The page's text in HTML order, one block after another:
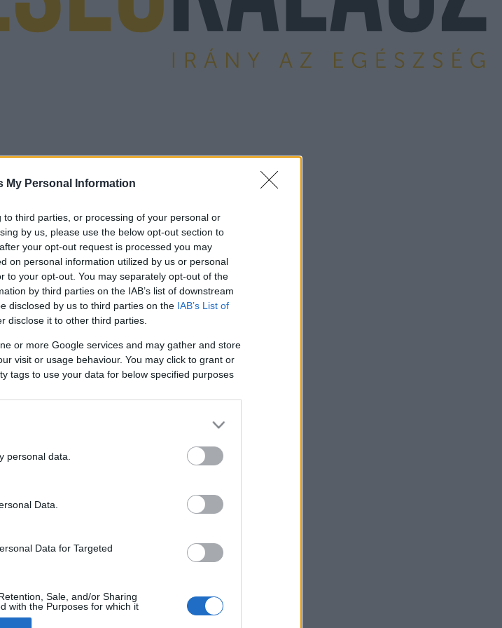
My Personal Information
third parties, or processing of your personal or
by us, please use the below opt-out section to
your opt-out request is processed you may
on personal information utilized by us or personal
to your opt-out. You may separately opt-out of the
by third parties on the IAB’s list of downstream
disclosed by us to third parties on the IAB’s List of
disclose it to other third parties.
or more Google services and may gather and store
visit or usage behaviour. You may click to grant or
tags to use your data for below specified purposes
personal data.
Data.
Data for Targeted
Sale, and/or Sharing
with the Purposes for which it